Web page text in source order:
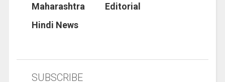
Maharashtra
Editorial
Hindi News
SUBSCRIBE